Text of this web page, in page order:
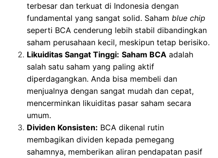
terbesar dan terkuat di Indonesia dengan
fundamental yang sangat solid. Saham blue chip
seperti BCA cenderung lebih stabil dibandingkan
saham perusahaan kecil, meskipun tetap berisiko.
Likuiditas Sangat Tinggi: Saham BCA adalah
salah satu saham yang paling aktif
diperdagangkan. Anda bisa membeli dan
menjualnya dengan sangat mudah dan cepat,
mencerminkan likuiditas pasar saham secara
umum.
Dividen Konsisten: BCA dikenal rutin
membagikan dividen kepada pemegang
sahamnya, memberikan aliran pendapatan pasif